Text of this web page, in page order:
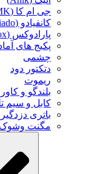
جی ام کا (GMK)
کانفیادو (Confiado)
پارادوکس (Paradox)
پکیج های
چشمی
دتکتور دود
ریموت
بلندگو و
کابل و سیم
باتری دزدگیر
مگنت وشوک